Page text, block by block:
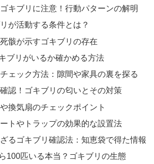
キブリに注意！行動パターンの解明
が活動する条件とは？
骸が示すゴキブリの存在
ブリがいるか確かめる方法
ェック方法：隙間や家具の裏を探る
認！ゴキブリの匂いとその対策
換気扇のチェックポイント
トやトラップの効果的な設置法
るゴキブリ確認法：知恵袋で得た情報
100匹いる本当？ゴキブリの生態